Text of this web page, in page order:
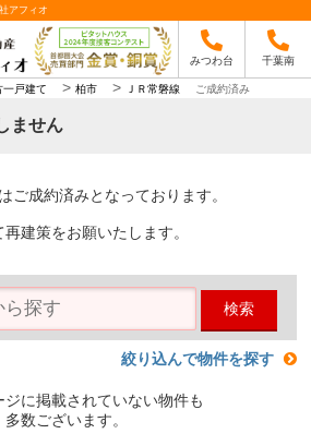
アフィオ
みつわ台 千葉南
一戸建て > 柏市 > ＪＲ常磐線 ご成約済み
ません
ご成約済みとなっております。
建策をお願いたします。
検索
絞り込んで物件を探す
ジに掲載されていない物件も
多数ございます。